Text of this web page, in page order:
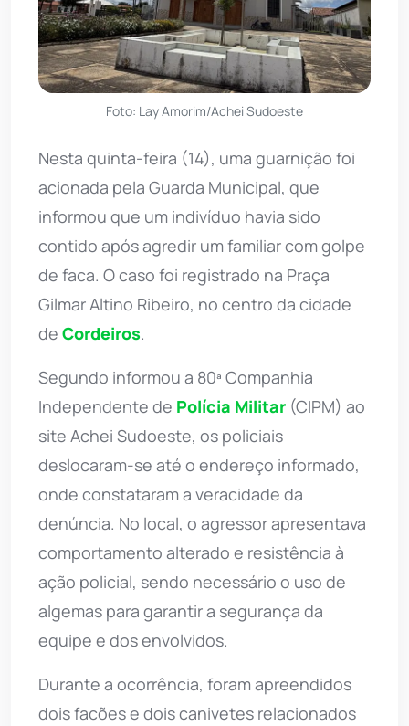
Foto: Lay Amorim/Achei Sudoeste
Nesta quinta-feira (14), uma guarnição foi
acionada pela Guarda Municipal, que
informou que um indivíduo havia sido
contido após agredir um familiar com golpe
de faca. O caso foi registrado na Praça
Gilmar Altino Ribeiro, no centro da cidade
de Cordeiros.
Segundo informou a 80ª Companhia
Independente de Polícia Militar (CIPM) ao
site Achei Sudoeste, os policiais
deslocaram-se até o endereço informado,
onde constataram a veracidade da
denúncia. No local, o agressor apresentava
comportamento alterado e resistência à
ação policial, sendo necessário o uso de
algemas para garantir a segurança da
equipe e dos envolvidos.
Durante a ocorrência, foram apreendidos
dois facões e dois canivetes relacionados